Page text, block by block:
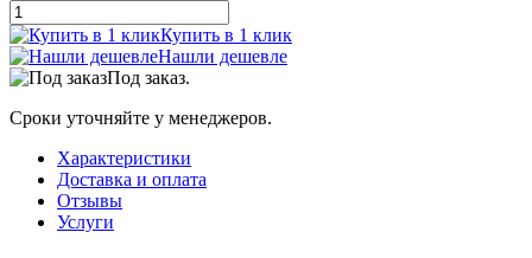
Купить в 1 клик
Нашли дешевле
Под заказ.
Сроки уточняйте у менеджеров.
Характеристики
Доставка и оплата
Отзывы
Услуги